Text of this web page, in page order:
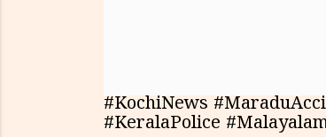
#KochiNews
#KeralaPolice